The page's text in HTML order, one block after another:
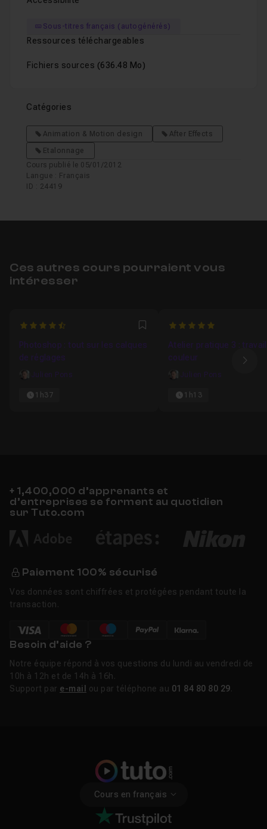
Sous-titres français (autogénérés)
Ressources téléchargeables
Fichiers sources (636.48 Mo)
Catégories
Animation & Motion design
After Effects
Etalonnage
Cours publié le 05/01/2012
Langue : Français
ID : 24419
Ces autres cours pourraient vous
intéresser
4.0714285714286 Favori
Photoshop : tout sur les calques
de réglages
Julien Pons
1h37
5
Atelier pratique 3 :
couleur
Julien Pons
1h13
+ 1,400,000 d’apprenants et
d’entreprises se forment au quotidien
sur Tuto.com
Paiement 100% sécurisé
Vos données sont chiffrées et protégées pendant toute la
transaction.
Besoin d’aide ?
Notre équipe répond à vos questions du lundi au vendredi de
10h à 12h et de 14h à 16h.
Support par e-mail ou par téléphone au 01 84 80 80 29
Cours en français